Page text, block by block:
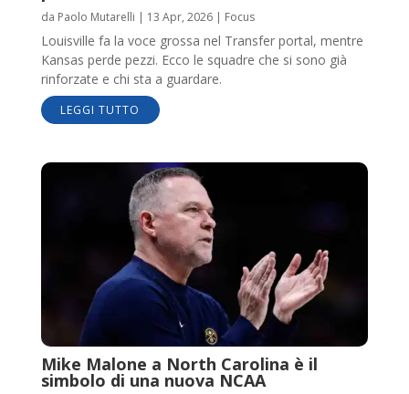
da Paolo Mutarelli | 13 Apr, 2026| Focus
Louisville fa la voce grossa nel Transfer portal, mentre
Kansas perde pezzi. Ecco le squadre che si sono già
rinforzate e chi sta a guardare.
LEGGI TUTTO
Mike Malone a North Carolina è il
simbolo di una nuova NCAA